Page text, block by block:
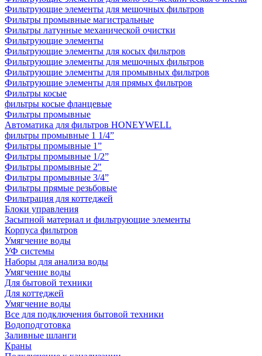
Фильтрующие элементы для мешочных фильтров
Фильтры промывные магистральные
Фильтры латунные механической очистки
Фильтрующие элементы
Фильтрующие элементы для косых фильтров
Фильтрующие элементы для мешочных фильтров
Фильтрующие элементы для промывных фильтров
Фильтрующие элементы для прямых фильтров
Фильтры косые
фильтры косые фланцевые
Фильтры промывные
Автоматика для фильтров HONEYWELL
фильтры промывные 1 1/4”
Фильтры промывные 1”
Фильтры промывные 1/2”
Фильтры промывные 2"
Фильтры промывные 3/4”
Фильтры прямые резьбовые
Фильтрация для коттеджей
Блоки управления
Засыпной материал и фильтрующие элементы
Корпуса фильтров
Умягчение воды
УФ системы
Наборы для анализа воды
Умягчение воды
Для бытовой техники
Для коттеджей
Умягчение воды
Все для подключения бытовой техники
Водоподготовка
Заливные шланги
Краны